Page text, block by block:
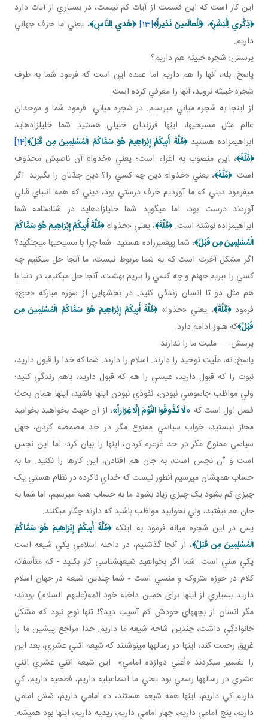
اين کار است که اين قسمت از آيات کم نيست، در بسياري از آيات دارد
﴿ذِكْري‏ لِلْبَشَرِ﴾،﴿لِلْعالَمينَ نَذيراً﴾[13] ﴿هُدي لِلنَّاسِ﴾، يعني ما حرف جهاني
داريم.
پرسش: شجره خبيثه هم داريم؟
پاسخ: بله، آنها را هم داريم اما عمده اين است که فرمود شما به طرف
شجره خبيثه نرويد، آنها را معرفي کرده است.
از اينجا به شجره مياني مي رسيم. در شجره مياني فرمود شما و موحدان
عالم مثل مسيحي ها، اينها فرزندان خليلي هستيد شما خليل زاده ايد
ابراهيم زاده هستيد﴿مِّلَّةَ أَبِيكُمْ إِبْرَاهِيمَ هُوَ سَمَّاكُمُ الْمُسْلِمِينَ مِن قَبْلُ﴾[14]
﴿مِّلَّةَ﴾، اين منصوب به اغراء است؛ يعني «خذوا» آن ناصبش محذوف
است.﴿مِّلَّةَ﴾، يعني «خذوا» دين چه کسي را؟ دين جدّتان را بگيريد. اگر
مي فرمود ديني که ما آورديم حرف درستي بود، ديني که همه انبياي قبلي
آوردند درست بود، اما مي گويد شما خليل زاده ايد در شناسنامه شما
ابراهيم زاده نوشته است.﴿مِّلَّةَ﴾، يعني «خذوا»﴿مِّلَّةَ أَبِيكُمْ إِبْرَاهِيمَ هُوَ سَمَّاكُمُ
الْمُسْلِمِينَ مِن قَبْلُ﴾، شما پيغمبرزاده هستيد. شما چرا با مسيحي ها مي جنگيد؟
اگر مشکل آخرت است که به شما مربوط نيست، ما آنجا حل مي کنيم چه
کسي را ببريم جهنم و چه کسي را ببريم بهشت، آنجا حل مي کنيم، در دنيا با
هم مثل دو تا انسان زندگي کنيد. در بخش هايي از سوره مبارکه «حج»
فرمود﴿مِّلَّةَ﴾، يعني «خذوا»﴿مِّلَّةَ أَبِيكُمْ إِبْرَاهِيمَ هُوَ سَمَّاكُمُ الْمُسْلِمِينَ مِن
قَبْلُ﴾که هنوز ادامه دارد.
پرسش: ... مليت ما را ندارند
پاسخ: نه، ملّيت توحيد را دارند. اسلام را دارند. شما که خدا را قبول داريد،
نبوت را که قبول داريد، عيسي را هم که قبول داريد، باهم زندگي کنيد؛
ولي مواظب جاسوسي نبودن، نفوذي نبودن اينها باشيد، اينها همان بحث
فصل اول است که «لَا تَذُوقُوا النَّوْمَ إِلَّا غِرَاراً»، از آن جهت بخواهيد بخوابيد
مجاز نيستيد، خواب سياسي ممنوع مگر در حد مضمضه کردن، جهل
سياسي ممنوع مگر در حد غرغره کردن، اينها را بيان کرد؛ اما اين نجس
است و آن نجس است، به جان هم افتادن، اين کارها را نکنيد. ما به
حساب همه شان مي رسيم آن طور نيست که خداي ناکرده در نظام هستي يک
چيزي کم بشود يک چيزي زياد بشود ما به حساب همه مي رسيم، اما شما به
جان هم نيفتيد، ولي نخوابيد مواظب باشيد که دارند چکار مي کنند.
پس در اين شجره ميانه فرمود به اينکه﴿مِّلَّةَ أَبِيكُمْ إِبْرَاهِيمَ هُوَ سَمَّاكُمُ
الْمُسْلِمِينَ مِن قَبْلُ﴾، از آنجا گذشتيم، در داخله اسلامي يکي شيعه است
يکي سني است. شما اگر بخواهيد شيعه شناسي کار بکنيد - که متأسفانه
کلام در حوزه متروک و منسي است - شما چندين شيعه در جهان اسلام
داريد بسياري از اينها برای همين داخله خود ائمه(عليهم السلام) بودند؛
مگر انسان از بچه هاي خودش کم آسيب ديد؟! تنها نوح نبود که مشکل
خانوادگي داشت، چندين شاخه شيعه ما داريم. خدا مراجع پيشين ما را
غريق رحمت کند، اينها در رساله ها مي نوشتند که شيعه اثني عشري، بعد اين
را تفسير مي کردند «أعني دوازده امامي». اين شيعه اثني عشري اثني
عشري در رساله ها رسمي بود يعني ما اسماعيليه داريم، فطحيه داريم، کي
داريم کي داريم، اينها همه شيعه هستند، ده امامي داريم، شش امامي
داريم، پنج امامي داريم، چهار امامي داريم، زيديه داريم، اينها بود هميشه.